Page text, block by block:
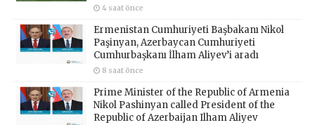
4 saat önce
Ermenistan Cumhuriyeti Başbakanı Nikol
Paşinyan, Azerbaycan Cumhuriyeti
Cumhurbaşkanı İlham Aliyev’i aradı
8 saat önce
Prime Minister of the Republic of Armenia
Nikol Pashinyan called President of the
Republic of Azerbaijan Ilham Aliyev